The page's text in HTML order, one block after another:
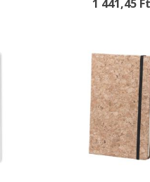
1 441,45 Ft